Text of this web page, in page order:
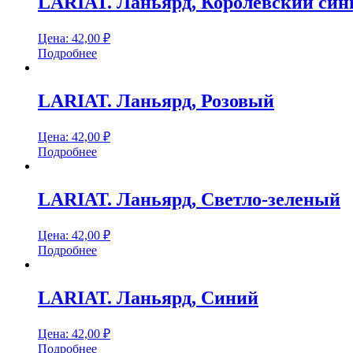
Цена: 42,00 ₽
Подробнее
LARIAT. Ланьярд, Розовый
Цена: 42,00 ₽
Подробнее
LARIAT. Ланьярд, Светло-зеленый
Цена: 42,00 ₽
Подробнее
LARIAT. Ланьярд, Синий
Цена: 42,00 ₽
Подробнее